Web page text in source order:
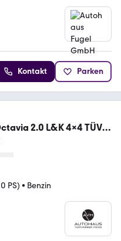
Kontakt Parken
2.0 L&K 4x4 TÜV
LED/Pano.
PS) • Benzin